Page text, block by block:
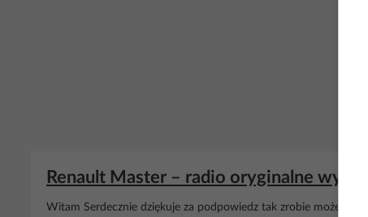
Renault Master – radio oryginalne
Witam Serdecznie dziękuje za podpowiedz tak zrobie może to